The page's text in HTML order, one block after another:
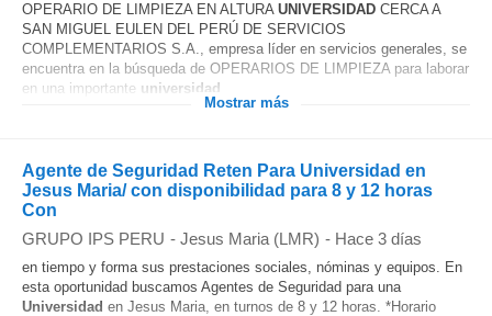
OPERARIO DE LIMPIEZA EN ALTURA UNIVERSIDAD CERCA A
SAN MIGUEL EULEN DEL PERÚ DE SERVICIOS
COMPLEMENTARIOS S.A., empresa líder en servicios generales, se
encuentra en la búsqueda de OPERARIOS DE LIMPIEZA para laborar
en una importante universidad
Mostrar más
Agente de Seguridad Reten Para Universidad en
Jesus Maria/ con disponibilidad para 8 y 12 horas
Con
GRUPO IPS PERU - Jesus Maria (LMR) - Hace 3 días
en tiempo y forma sus prestaciones sociales, nóminas y equipos. En
esta oportunidad buscamos Agentes de Seguridad para una
Universidad en Jesus Maria, en turnos de 8 y 12 horas. *Horario